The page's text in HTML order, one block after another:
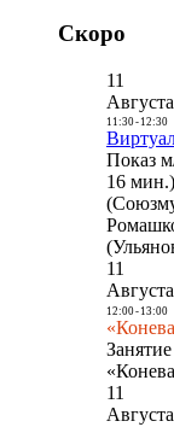
Скоро
11
Августа
11:30- 12:30
Показ
16
11
Августа
12:00- 13:00
11
Августа